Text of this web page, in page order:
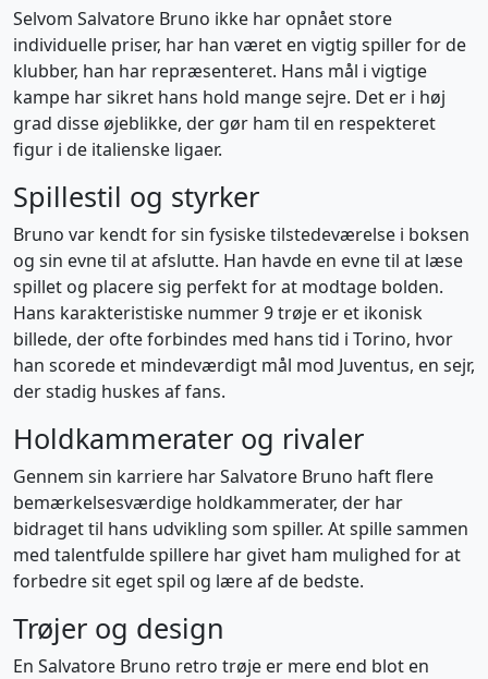
Selvom Salvatore Bruno ikke har opnået store
individuelle priser, har han været en vigtig spiller for de
klubber, han har repræsenteret. Hans mål i vigtige
kampe har sikret hans hold mange sejre. Det er i høj
grad disse øjeblikke, der gør ham til en respekteret
figur i de italienske ligaer.
Spillestil og styrker
Bruno var kendt for sin fysiske tilstedeværelse i boksen
og sin evne til at afslutte. Han havde en evne til at læse
spillet og placere sig perfekt for at modtage bolden.
Hans karakteristiske nummer 9 trøje er et ikonisk
billede, der ofte forbindes med hans tid i Torino, hvor
han scorede et mindeværdigt mål mod Juventus, en sejr,
der stadig huskes af fans.
Holdkammerater og rivaler
Gennem sin karriere har Salvatore Bruno haft flere
bemærkelsesværdige holdkammerater, der har
bidraget til hans udvikling som spiller. At spille sammen
med talentfulde spillere har givet ham mulighed for at
forbedre sit eget spil og lære af de bedste.
Trøjer og design
En Salvatore Bruno retro trøje er mere end blot en